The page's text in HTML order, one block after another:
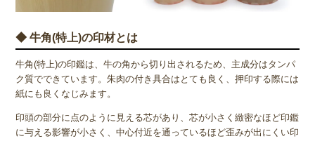
◆ 牛角(特上)の印材とは
牛角(特上)の印鑑は、牛の角から切り出されるため、主成分はタンパ
ク質でできています。朱肉の付き具合はとても良く、押印する際には
紙にも良くなじみます。
印頭の部分に点のように見える芯があり、芯が小さく緻密なほど印鑑
に与える影響が小さく、中心付近を通っているほど歪みが出にくい印